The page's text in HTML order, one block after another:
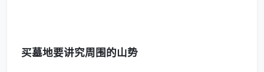
买墓地要讲究周围的山势